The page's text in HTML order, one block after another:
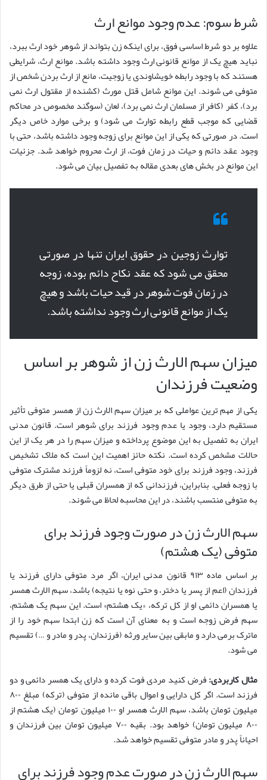
شرط سوم: عدم وجود موانع ارث
علاوه بر دو شرط اساسی فوق، برای اینکه زن بتواند از شوهر خود ارث ببرد،
نباید هیچ یک از موانع قانونی ارث وجود داشته باشد. موانع ارث، شرایطی
هستند که با وجود رابطه خویشاوندی یا زوجیت، مانع از ارث بردن شخص از
متوفی می شوند. این موانع شامل قتل مورث (کشنده از مقتول ارث نمی
برد)، کفر (کافر از مسلمان ارث نمی برد)، لعان (سوگند مخصوص در محاکم
قضایی که موجب قطع رابطه توارث می شود) و برخی موارد خاص دیگر
است. در صورتی که یکی از این موانع برای زوجه وجود داشته باشد، حتی با
وجود عقد دائم و حیات در زمان فوت، از ارث محروم خواهد شد. جزئیات
این موانع در بخش های بعدی مقاله به تفصیل بیان می شود.
توارث زوجین در حقوق ایران تنها در صورتی
محقق می شود که عقد نکاح دائم بوده، زوجه
در زمان فوت شوهر در قید حیات باشد و هیچ
یک از موانع قانونی ارث وجود نداشته باشد.
میزان سهم الارث زن از شوهر بر اساس
وضعیت فرزندان
یکی از مهم ترین عواملی که بر میزان سهم الارث زن از همسر متوفی تأثیر
مستقیم دارد، وجود یا عدم وجود فرزند برای شوهر است. قانون مدنی
ایران به تفصیل به این موضوع پرداخته و میزان سهم را در هر یک از این
حالات مشخص کرده است. نکته حائز اهمیت این است که ملاک تشخیص
فرزند، وجود فرزند برای خود متوفی است، نه لزوماً فرزند مشترک متوفی
با زوجه فعلی. بنابراین، فرزندانی که از همسران قبلی یا حتی از طرق دیگر
به متوفی منتسب باشند، در این محاسبه لحاظ می شوند.
سهم الارث زن در صورت وجود فرزند برای
متوفی (یک هشتم)
بر اساس ماده ۹۱۳ قانون مدنی ایران، اگر مرد متوفی دارای فرزند یا
فرزندان (اعم از پسر یا دختر، و حتی نوه یا نتیجه) باشد، سهم الارث همسر
یا همسران دائمی او از کل ترکه، «یک هشتم» است. این سهم یک هشتم،
سهم فرض زوجه است و به معنای آن است که زن ابتدا سهم خود را از
ماترک برمی دارد و مابقی بین سایر ورثه (فرزندان، پدر و مادر و …) تقسیم
می شود.
مثال کاربردی:فرض کنید مردی فوت کرده و دارای یک همسر دائمی و دو
فرزند است. اگر کل دارایی و اموال باقی مانده از متوفی (ترکه) مبلغ ۸۰۰
میلیون تومان باشد، سهم الارث همسر او ۱۰۰ میلیون تومان (یک هشتم از
۸۰۰ میلیون تومان) خواهد بود. بقیه ۷۰۰ میلیون تومان بین فرزندان و
احیاناً پدر و مادر متوفی تقسیم خواهد شد.
سهم الارث زن در صورت عدم وجود فرزند برای